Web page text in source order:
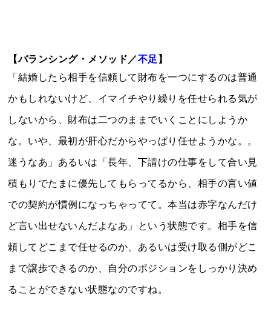
【バランシング・メソッド／不足 】
「結婚したら相手を信頼して財布を一つにするのは普通
かもしれないけど、イマイチやり繰りを任せられる気が
しないから、財布は二つのままでいくことにしようか
な。いや、最初が肝心だからやっぱり任せようかな。。
迷うなあ」あるいは「長年、下請けの仕事をして合い見
積もりでたまに優先してもらってるから、相手の言い値
での契約が慣例になっちゃってて。本当は赤字なんだけ
ど言い出せないんだよなあ」という状態です。相手を信
頼してどこまで任せるのか、あるいは受け取る側がどこ
まで譲歩できるのか、自分のポジションをしっかり決め
ることができない状態なのですね。